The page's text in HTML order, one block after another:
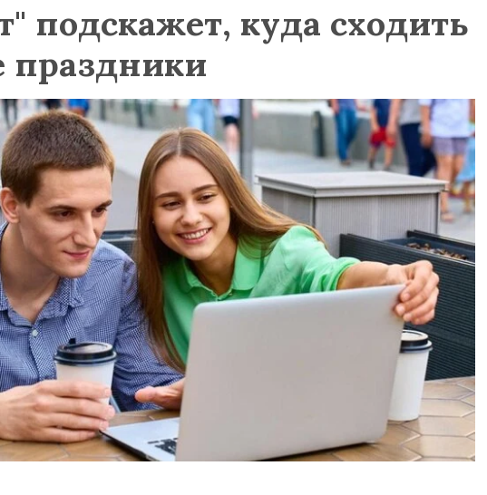
подскажет, куда сходить
праздники